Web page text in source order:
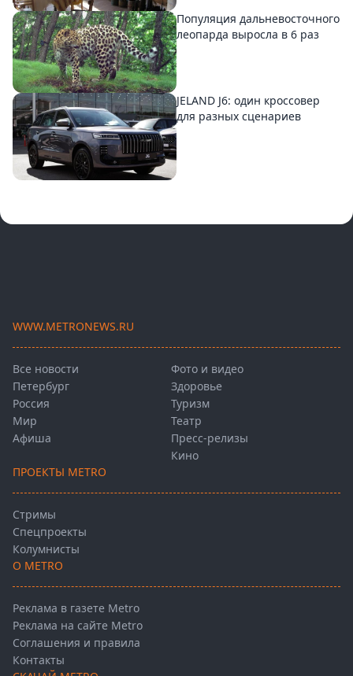
Популяция дальневосточного
леопарда выросла в 6 раз
JELAND J6: один кроссовер
для разных сценариев
WWW.METRONEWS.RU
Все новости
Петербург
Россия
Мир
Афиша
Фото и видео
Здоровье
Туризм
Театр
Пресс-релизы
Кино
ПРОЕКТЫ METRO
Стримы
Спецпроекты
Колумнисты
О METRO
Реклама в газете Metro
Реклама на сайте Metro
Соглашения и правила
Контакты